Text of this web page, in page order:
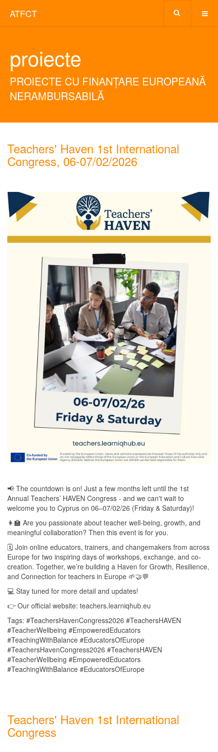
ATFCT
proiecte
PROIECTE CU FINANȚARE EUROPEANĂ
NERAMBURSABILĂ
Teachers' Haven 1st International
Congress, 06-07/02/2026
📢 The countdown is on! Just a few months left until the 1st
Annual Teachers’ HAVEN Congress - and we can't wait to
welcome you to Cyprus on 06–07/02/26 (Friday & Saturday)!
👩‍🏫 Are you passionate about teacher well-being, growth, and
meaningful collaboration? Then this event is for you.
🗓 Join online educators, trainers, and changemakers from across
Europe for two inspiring days of workshops, exchange, and co-
creation. Together, we’re building a Haven for Growth, Resilience,
and Connection for teachers in Europe 🌱🤝💬
💻 Stay tuned for more detail and updates!
👉 Our official website: teachers.learniqhub.eu
Tags: #TeachersHavenCongress2026 #TeachersHAVEN
#TeacherWellbeing #EmpoweredEducators
#TeachingWithBalance #EducatorsOfEurope
#TeachersHavenCongress2026 #TeachersHAVEN
#TeacherWellbeing #EmpoweredEducators
#TeachingWithBalance #EducatorsOfEurope
Teachers' Haven 1st International
Congress